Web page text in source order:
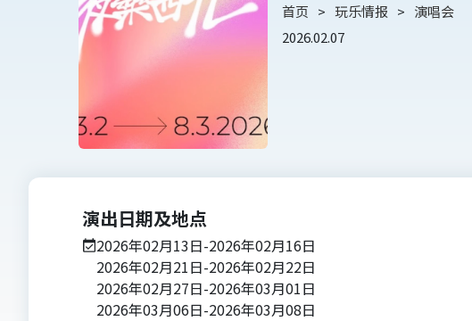
首页 玩乐情报
演唱会
2026.02.07
演出日期及地点
2026年02月13日-2026年02月16日
2026年02月21日-2026年02月22日
2026年02月27日-2026年03月01日
2026年03月06日-2026年03月08日